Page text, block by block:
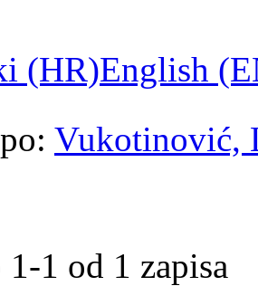
(HR)English
Vukotinović,
1 od 1 zapisa